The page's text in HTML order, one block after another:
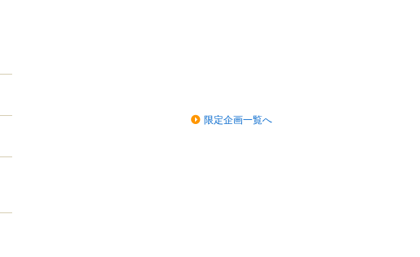
限定企画一覧へ